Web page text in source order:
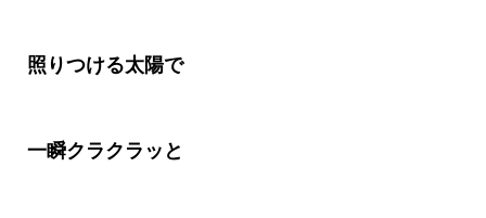
照りつける太陽で
一瞬クラクラッと